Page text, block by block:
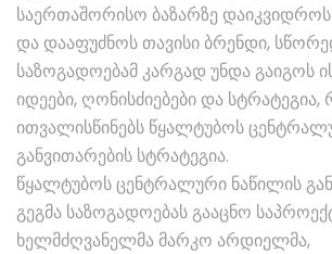
საერთაშორისო ბაზარზე
და დააფუძნოს თავისი ბრენდი,
საზოგადოებამ კარგად უნდა გაიგოს
იდეები, ღონისძიებები და სტრატეგია,
ითვალისწინებს წყალტუბოს
განვითარების სტრატეგია.
წყალტუბოს ცენტრალური ნაწილის
გეგმა საზოგადოებას გააცნო
ხელმძღვანელმა მარკო არდიელმა,